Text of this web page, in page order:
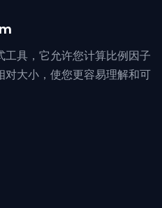
具，它允许您计算比例因子
大小，使您更容易理解和可